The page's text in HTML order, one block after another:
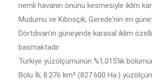
nemli havanın önünü kesmesiyle iklim
Mudurnu ve Kıbrısçık, Gerede'nin en
Dörtdivan'ın güneyinde karasal iklim
basmaktadır.
Türkiye yüzölçümünün %1,015'lik
Bolu İli, 8.276 km² (827.600 Ha.)